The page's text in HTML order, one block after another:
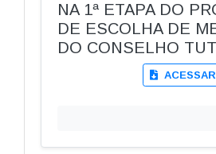
NA 1ª ETAPA DO
DE ESCOLHA DE
DO CONSELHO